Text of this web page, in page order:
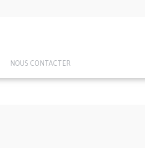
NOUS CONTACTER